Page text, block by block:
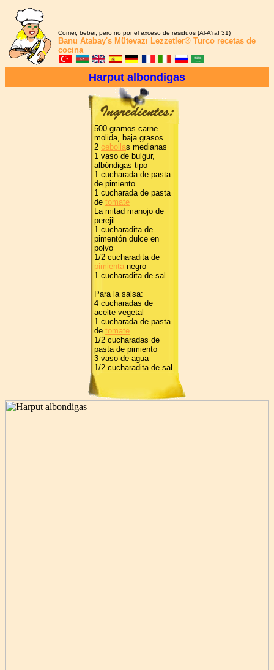
Comer, beber, pero no por el exceso de residuos (Al-A'raf 31)
Banu Atabay's Mütevazı Lezzetler® Turco recetas de
cocina
Harput albondigas
500 gramos carne
molida, baja grasos
2 cebollas medianas
1 vaso de bulgur,
albóndigas tipo
1 cucharada de pasta
de pimiento
1 cucharada de pasta
de tomate
La mitad manojo de
perejil
1 cucharadita de
pimentón dulce en
polvo
1/2 cucharadita de
pimienta negro
1 cucharadita de sal
Para la salsa:
4 cucharadas de
aceite vegetal
1 cucharada de pasta
de tomate
1/2 cucharadas de
pasta de pimiento
3 vaso de agua
1/2 cucharadita de sal